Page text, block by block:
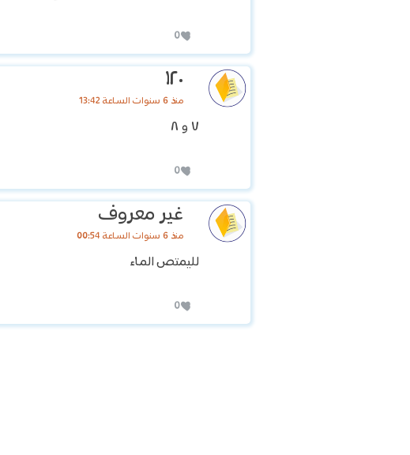
0
١٢٠
منذ 6 سنوات الساعة 13:42
٧ و ٨
0
غير معروف
منذ 6 سنوات الساعة 00:54
لليمتص الماء
0